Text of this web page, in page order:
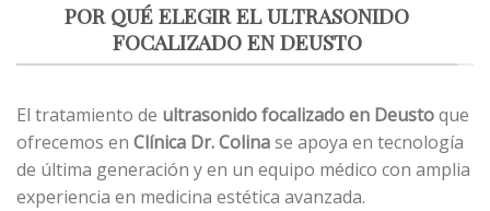
POR QUÉ ELEGIR EL ULTRASONIDO
FOCALIZADO EN DEUSTO
El tratamiento de ultrasonido focalizado en Deustoque
ofrecemos en Clínica Dr. Colinase apoya en tecnología
de última generación y en un equipo médico con amplia
experiencia en medicina estética avanzada.